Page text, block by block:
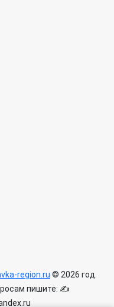
region.ru © 2026 год.
пишите: ✍